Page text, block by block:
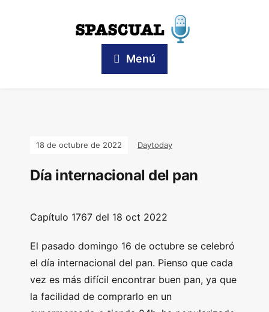
Menú
18 de octubre de 2022 Daytoday
Día internacional del pan
Capítulo 1767 del 18 oct 2022
El pasado domingo 16 de octubre se celebró
el día internacional del pan. Pienso que cada
vez es más difícil encontrar buen pan, ya que
la facilidad de comprarlo en un